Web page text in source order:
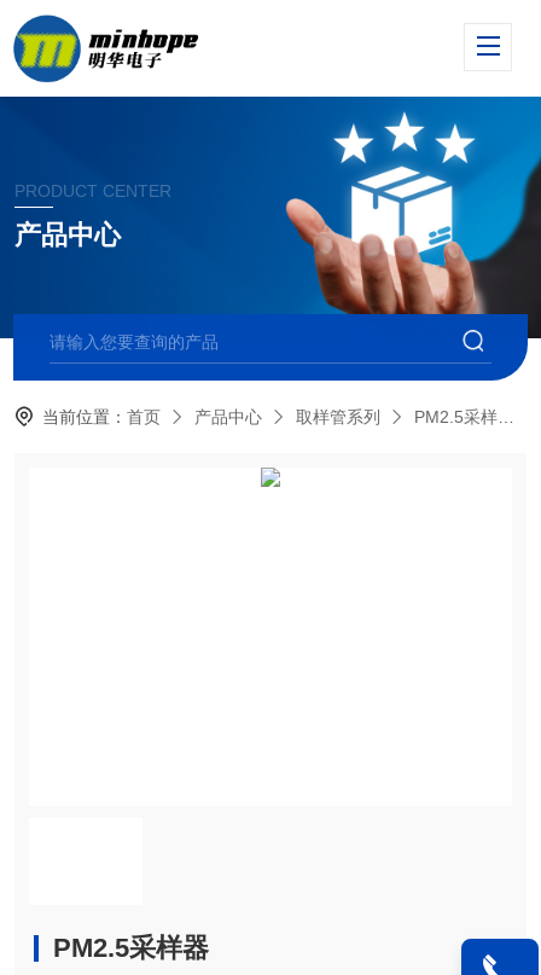
PRODUCT CENTER
产品中心
当前位置：首页 产品中心 取样管系列 PM2.5采样器
PM2.5采样器